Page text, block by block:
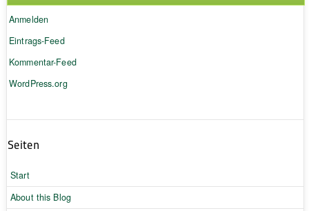
Anmelden
Eintrags-Feed
Kommentar-Feed
WordPress.org
Seiten
Start
About this Blog